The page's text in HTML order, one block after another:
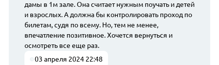
дамы в 1м зале. Она считает нужным поучать и детей
и взрослых. А должна бы контролировать проход по
билетам, судя по всему. Но, тем не менее,
впечатление позитивное. Хочется вернуться и
осмотреть все еще раз.
03 апреля 2024 22:48